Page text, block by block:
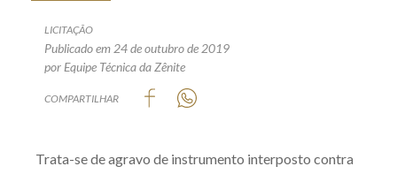
Guia de Direitos dos Titulares de Dados
Encarregado (contato)
LICITAÇÃO
Publicado em 24 de outubro de 2019
por Equipe Técnica da Zênite
COMPARTILHAR
Trata-se de agravo de instrumento interposto contra